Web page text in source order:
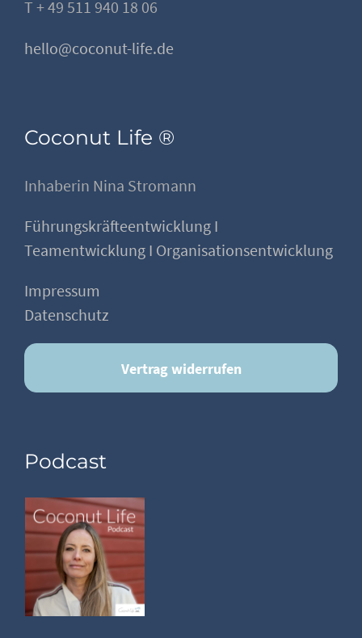
T + 49 511 940 18 06
hello@coconut-life.de
Coconut Life ®
Inhaberin Nina Stromann
Führungskräfteentwicklung I
Teamentwicklung I Organisationsentwicklung
Impressum
Datenschutz
Vertrag widerrufen
Podcast